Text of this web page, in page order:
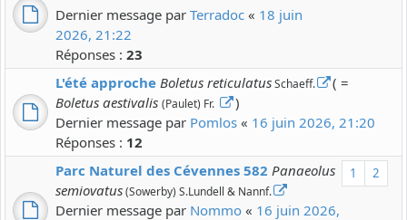
Dernier message par Terradoc « 18 juin
2026, 21:22
Réponses : 23
L'été approche Boletus reticulatusSchaeff.
( =
Boletus aestivalis (Paulet) Fr.
)
Dernier message par Pomlos « 16 juin 2026, 21:20
Réponses : 12
1 2
Parc Naturel des Cévennes 582 Panaeolus
semiovatus(Sowerby) S.Lundell & Nannf.
Dernier message par Nommo « 16 juin 2026,